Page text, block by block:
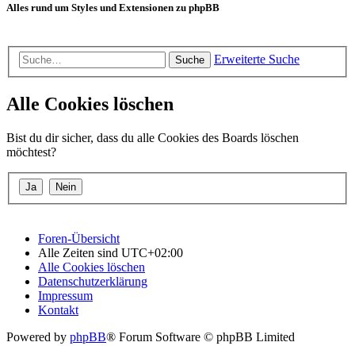
Alles rund um Styles und Extensionen zu phpBB
Suche Erweiterte Suche
Alle Cookies löschen
Bist du dir sicher, dass du alle Cookies des Boards löschen
möchtest?
Foren-Übersicht
Alle Zeiten sind UTC+02:00
Alle Cookies löschen
Datenschutzerklärung
Impressum
Kontakt
Powered by phpBB® Forum Software © phpBB Limited